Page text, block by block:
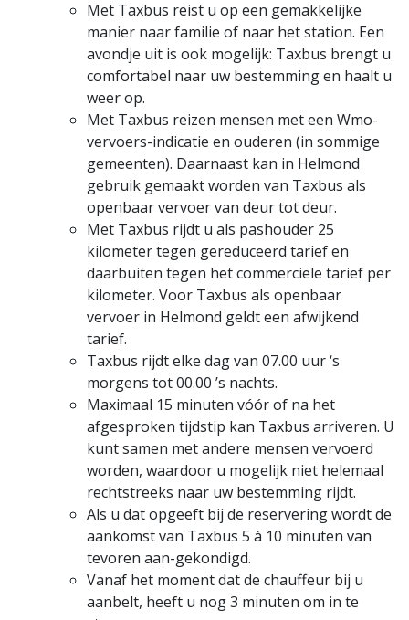
Met Taxbus reist u op een gemakkelijke
manier naar familie of naar het station. Een
avondje uit is ook mogelijk: Taxbus brengt u
comfortabel naar uw bestemming en haalt u
weer op.
Met Taxbus reizen mensen met een Wmo-
vervoers-indicatie en ouderen (in sommige
gemeenten). Daarnaast kan in Helmond
gebruik gemaakt worden van Taxbus als
openbaar vervoer van deur tot deur.
Met Taxbus rijdt u als pashouder 25
kilometer tegen gereduceerd tarief en
daarbuiten tegen het commerciële tarief per
kilometer. Voor Taxbus als openbaar
vervoer in Helmond geldt een afwijkend
tarief.
Taxbus rijdt elke dag van 07.00 uur ‘s
morgens tot 00.00 ’s nachts.
Maximaal 15 minuten vóór of na het
afgesproken tijdstip kan Taxbus arriveren. U
kunt samen met andere mensen vervoerd
worden, waardoor u mogelijk niet helemaal
rechtstreeks naar uw bestemming rijdt.
Als u dat opgeeft bij de reservering wordt de
aankomst van Taxbus 5 à 10 minuten van
tevoren aan-gekondigd.
Vanaf het moment dat de chauffeur bij u
aanbelt, heeft u nog 3 minuten om in te